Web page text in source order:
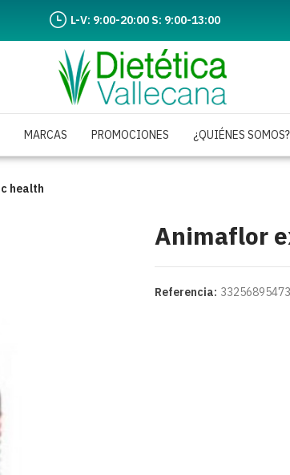
L-V: 9:00-20:00 S: 9:00-13:00
MARCAS PROMOCIONES ¿QUIÉNES SOMOS?
health
Animaflor
Referencia: